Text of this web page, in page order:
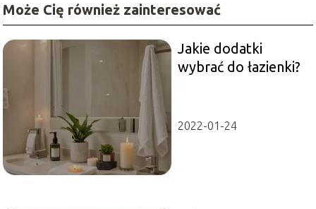
Może Cię również zainteresować
Jakie dodatki
wybrać do łazienki?
2022-01-24